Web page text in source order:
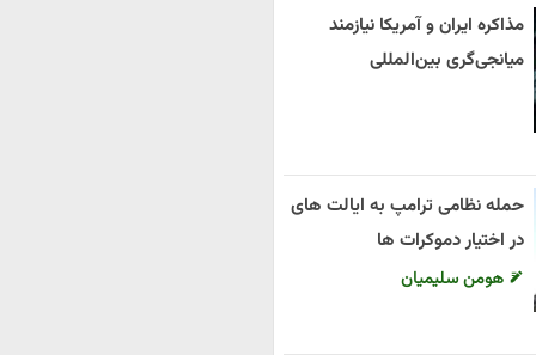
مذاکره ایران و آمریکا نیازمند
میانجی‌گری بین‌المللی
حمله نظامی ترامپ به ایالت های
در اختیار دموکرات ها
هومن سلیمیان